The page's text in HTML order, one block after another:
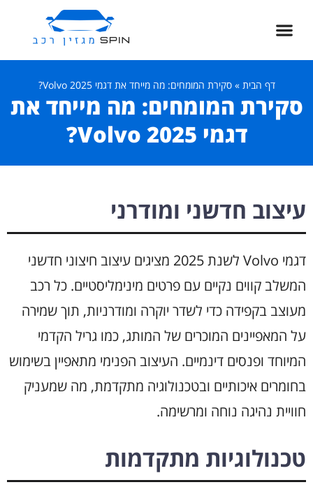
דף הבית »סקירת המומחים: מה מייחד את דגמי Volvo 2025?
סקירת המומחים: מה מייחד את
דגמי Volvo 2025?
עיצוב חדשני ומודרני
דגמי Volvo לשנת 2025 מציגים עיצוב חיצוני חדשני
המשלב קווים נקיים עם פרטים מינימליסטיים. כל רכב
מעוצב בקפידה כדי לשדר יוקרה ומודרניות, תוך שמירה
על המאפיינים המוכרים של המותג, כמו גריל הקדמי
המיוחד ופנסים דינמיים. העיצוב הפנימי מתאפיין בשימוש
בחומרים איכותיים ובטכנולוגיה מתקדמת, מה שמעניק
חוויית נהיגה נוחה ומרשימה.
טכנולוגיות מתקדמות